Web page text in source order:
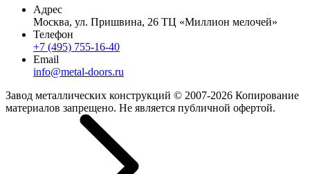
Адрес
Москва, ул. Пришвина, 26 ТЦ «Миллион мелочей»
Телефон
+7 (495) 755-16-40
Email
info@metal-doors.ru
Завод металлических конструкций © 2007-2026 Копирование
материалов запрещено. Не является публичной офертой.